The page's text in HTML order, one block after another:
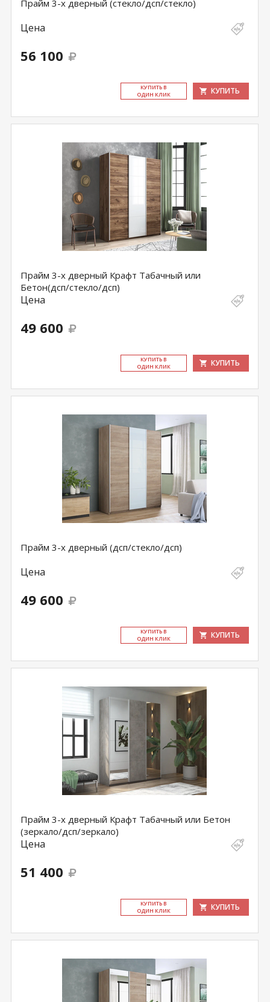
Прайм 3-х дверный (стекло/дсп/стекло)
Цена
56 100
КУ­ПИТЬ В
ОДИН КЛИК
КУПИТЬ
Прайм 3-х дверный Крафт Табачный или
Бетон(дсп/стекло/дсп)
Цена
49 600
КУ­ПИТЬ В
ОДИН КЛИК
КУПИТЬ
Прайм 3-х дверный (дсп/стекло/дсп)
Цена
49 600
КУ­ПИТЬ В
ОДИН КЛИК
КУПИТЬ
Прайм 3-х дверный Крафт Табачный или Бетон
(зеркало/дсп/зеркало)
Цена
51 400
КУ­ПИТЬ В
ОДИН КЛИК
КУПИТЬ